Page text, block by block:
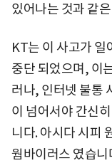
있어나는 것과 같
KT는 이 사고가 일
중단 되었으며, 이
러나, 인터넷 불통
이 넘어서야 간신
니다. 아시다 시피
웜바이러스 였습니